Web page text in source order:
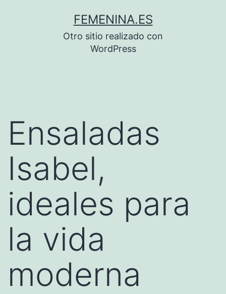
FEMENINA.ES
Otro sitio realizado con
WordPress
Ensaladas
Isabel,
ideales para
la vida
moderna